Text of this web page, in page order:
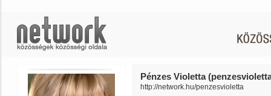
Pénzes Violetta
http://network.hu/penzesvioletta